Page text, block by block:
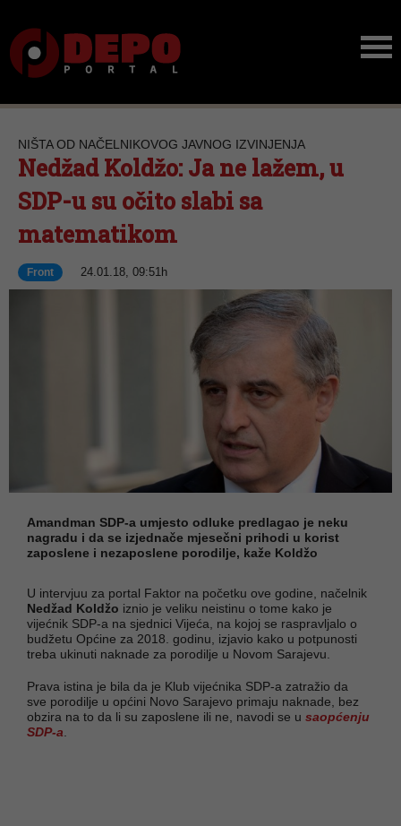
NIŠTA OD NAČELNIKOVOG JAVNOG IZVINJENJA
Nedžad Koldžo: Ja ne lažem, u
SDP-u su očito slabi sa
matematikom
Front 24.01.18, 09:51h
Amandman SDP-a umjesto odluke predlagao je neku
nagradu i da se izjednače mjesečni prihodi u korist
zaposlene i nezaposlene porodilje, kaže Koldžo
U intervjuu za portal Faktor na početku ove godine, načelnik
Nedžad Koldžo iznio je veliku neistinu o tome kako je
vijećnik SDP-a na sjednici Vijeća, na kojoj se raspravljalo o
budžetu Općine za 2018. godinu, izjavio kako u potpunosti
treba ukinuti naknade za porodilje u Novom Sarajevu.
Prava istina je bila da je Klub vijećnika SDP-a zatražio da
sve porodilje u općini Novo Sarajevo primaju naknade, bez
obzira na to da li su zaposlene ili ne, navodi se u saopćenju
SDP-a